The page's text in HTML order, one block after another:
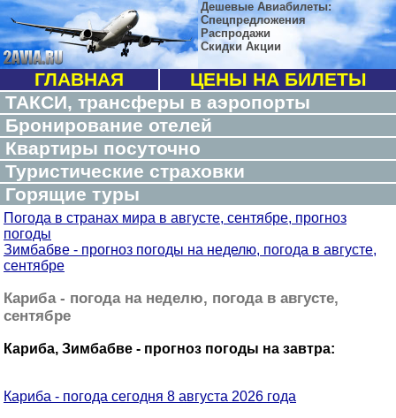
Дешевые Авиабилеты:
Спецпредложения
Распродажи
Скидки Акции
ГЛАВНАЯ
ЦЕНЫ НА БИЛЕТЫ
ТАКСИ, трансферы в аэропорты
Бронирование отелей
Квартиры посуточно
Туристические страховки
Горящие туры
Погода в странах мира в августе, сентябре, прогноз
погоды
Зимбабве - прогноз погоды на неделю, погода в августе,
сентябре
Кариба - погода на неделю, погода в августе,
сентябре
Кариба, Зимбабве - прогноз погоды на завтра:
Кариба - погода сегодня 8 августа 2026 года